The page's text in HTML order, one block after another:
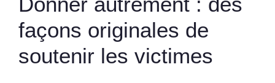
façons originales de
soutenir les victimes